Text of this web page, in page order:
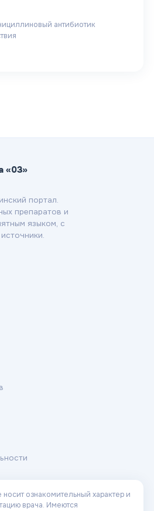
антибиотик
«03»
портал.
препаратов и
языком, с
ознакомительный характер и
врача. Имеются